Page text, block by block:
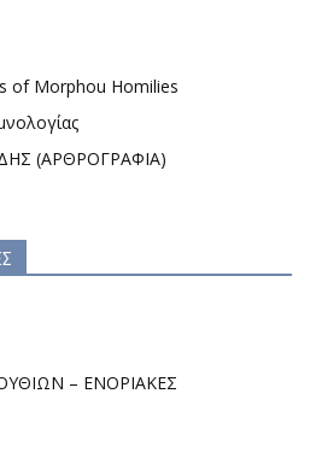
of Morphou Homilies
(ΑΡΘΡΟΓΡΑΦΙΑ)
– ΕΝΟΡΙΑΚΕΣ